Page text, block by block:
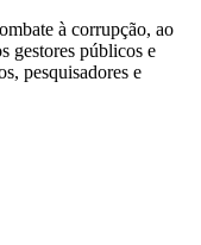
à corrupção, ao
gestores públicos e
pesquisadores e